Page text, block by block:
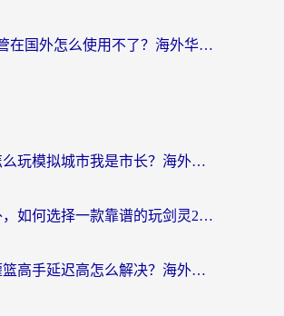
12123交管在国外怎么使用不了？海外华人必看的无缝访问国内资源指南
意大利怎么玩模拟城市我是市长？海外党国服游戏加速终极攻略（附三国3量子特攻解决办法）
人在海外，如何选择一款靠谱的玩剑灵2加速器？
国外玩灌篮高手延迟高怎么解决？海外玩家国服游戏加速终极指南